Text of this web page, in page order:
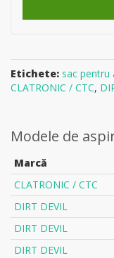
Etichete: sac pentru
CLATRONIC / CTC,
Modele de
Marcă
CLATRONIC / CTC
DIRT DEVIL
DIRT DEVIL
DIRT DEVIL